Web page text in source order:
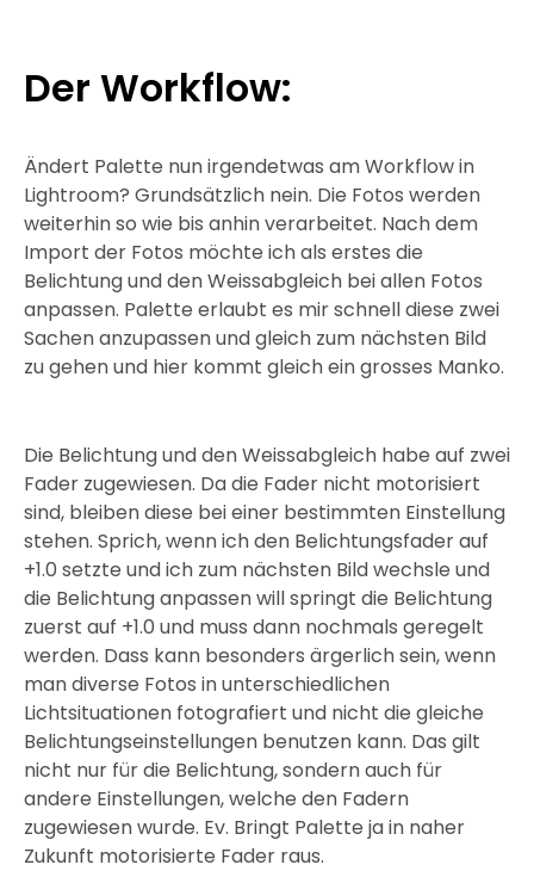
Der Workflow:
Ändert Palette nun irgendetwas am Workflow in
Lightroom? Grundsätzlich nein. Die Fotos werden
weiterhin so wie bis anhin verarbeitet. Nach dem
Import der Fotos möchte ich als erstes die
Belichtung und den Weissabgleich bei allen Fotos
anpassen. Palette erlaubt es mir schnell diese zwei
Sachen anzupassen und gleich zum nächsten Bild
zu gehen und hier kommt gleich ein grosses Manko.
Die Belichtung und den Weissabgleich habe auf zwei
Fader zugewiesen. Da die Fader nicht motorisiert
sind, bleiben diese bei einer bestimmten Einstellung
stehen. Sprich, wenn ich den Belichtungsfader auf
+1.0 setzte und ich zum nächsten Bild wechsle und
die Belichtung anpassen will springt die Belichtung
zuerst auf +1.0 und muss dann nochmals geregelt
werden. Dass kann besonders ärgerlich sein, wenn
man diverse Fotos in unterschiedlichen
Lichtsituationen fotografiert und nicht die gleiche
Belichtungseinstellungen benutzen kann. Das gilt
nicht nur für die Belichtung, sondern auch für
andere Einstellungen, welche den Fadern
zugewiesen wurde. Ev. Bringt Palette ja in naher
Zukunft motorisierte Fader raus.